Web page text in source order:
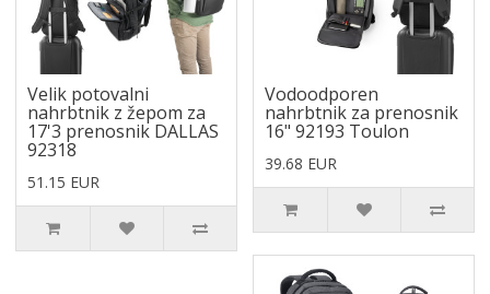
Velik potovalni
nahrbtnik z žepom za
17'3 prenosnik DALLAS
92318
51.15 EUR
Vodoodporen
nahrbtnik za prenosnik
16" 92193 Toulon
39.68 EUR